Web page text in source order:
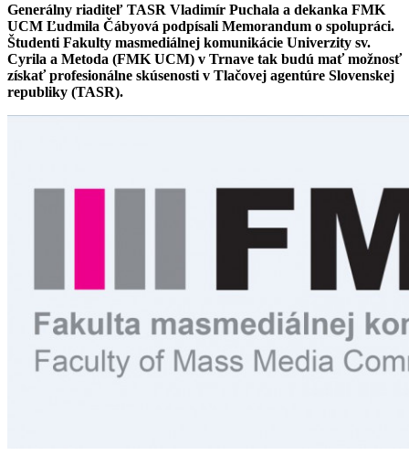
Generálny riaditeľ TASR Vladimír Puchala a dekanka FMK
UCM Ľudmila Čábyová podpísali Memorandum o spolupráci.
Študenti Fakulty masmediálnej komunikácie Univerzity sv.
Cyrila a Metoda (FMK UCM) v Trnave tak budú mať možnosť
získať profesionálne skúsenosti v Tlačovej agentúre Slovenskej
republiky (TASR).